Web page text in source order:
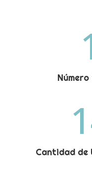
Cantidad